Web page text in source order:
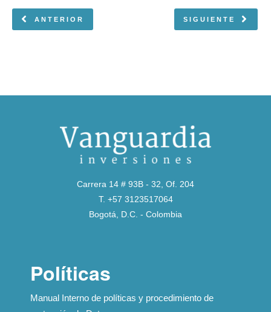
ANTERIOR SIGUIENTE
Carrera 14 # 93B - 32, Of. 204
T. +57 3123517064
Bogotá, D.C. - Colombia
Políticas
Manual Interno de políticas y procedimiento de